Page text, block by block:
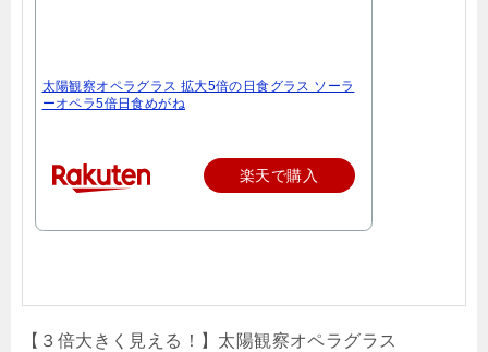
太陽観察オペラグラス 拡大5倍の日食グラス ソーラ
ーオペラ5倍日食めがね
楽天で購入
【３倍大きく見える！】太陽観察オペラグラス